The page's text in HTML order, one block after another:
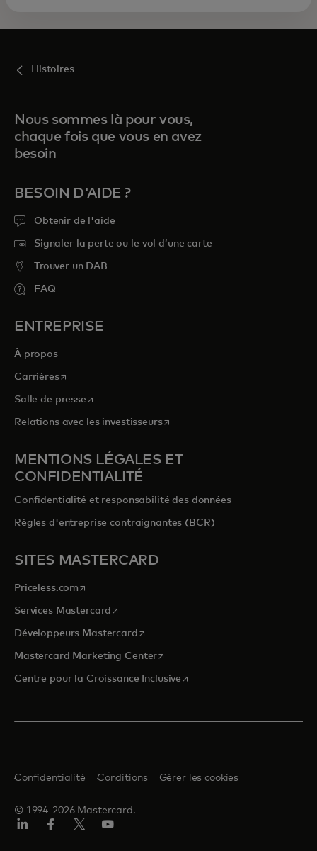
Histoires
Nous sommes là pour vous,
chaque fois que vous en avez
besoin
BESOIN D'AIDE ?
Obtenir de l'aide
Signaler la perte ou le vol d’une carte
Trouver un DAB
FAQ
ENTREPRISE
À propos
Carrièress’ouvre dans un nouvel onglet
Salle de presses’ouvre dans un nouvel onglet
Relations avec les investisseurss’ouvre dans un nouvel onglet
MENTIONS LÉGALES ET
CONFIDENTIALITÉ
Confidentialité et responsabilité des données
Règles d'entreprise contraignantes (BCR)
SITES MASTERCARD
Priceless.com s’ouvre dans un nouvel onglet
Services Mastercard s’ouvre dans un nouvel onglet
Développeurs Mastercards’ouvre dans un nouvel onglet
Mastercard Marketing Centers’ouvre dans un nouvel onglet
Centre pour la Croissance Inclusive s’ouvre dans un nouvel
© 1994-2026 Mastercard.
Confidentialité Conditions Gérer les cookies